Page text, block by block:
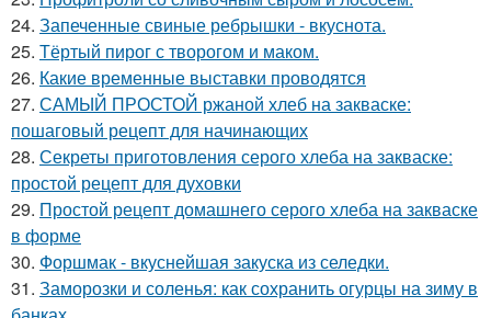
24. Запеченные свиные ребрышки - вкуснота.
25. Тёртый пирог с творогом и маком.
26. Какие временные выставки проводятся
27. САМЫЙ ПРОСТОЙ ржаной хлеб на закваске:
пошаговый рецепт для начинающих
28. Секреты приготовления серого хлеба на закваске:
простой рецепт для духовки
29. Простой рецепт домашнего серого хлеба на закваске
в форме
30. Форшмак - вкуснейшая закуска из селедки.
31. Заморозки и соленья: как сохранить огурцы на зиму в